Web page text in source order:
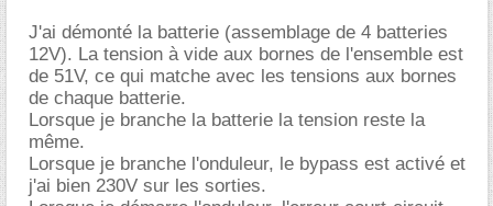
J'ai démonté la batterie (assemblage de 4 batteries
12V). La tension à vide aux bornes de l'ensemble est
de 51V, ce qui matche avec les tensions aux bornes
de chaque batterie.
Lorsque je branche la batterie la tension reste la
même.
Lorsque je branche l'onduleur, le bypass est activé et
j'ai bien 230V sur les sorties.